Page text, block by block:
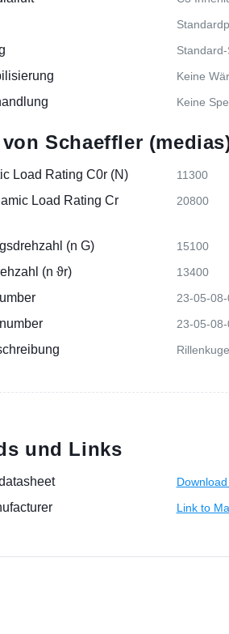
Keine
Keine
Schaeffler
Load Rating C0r (N) 11300
Load Rating Cr
20800
(n G) 15100
(n ϑr) 13400
23-05-08-
23-05-08-
und Links
Link to